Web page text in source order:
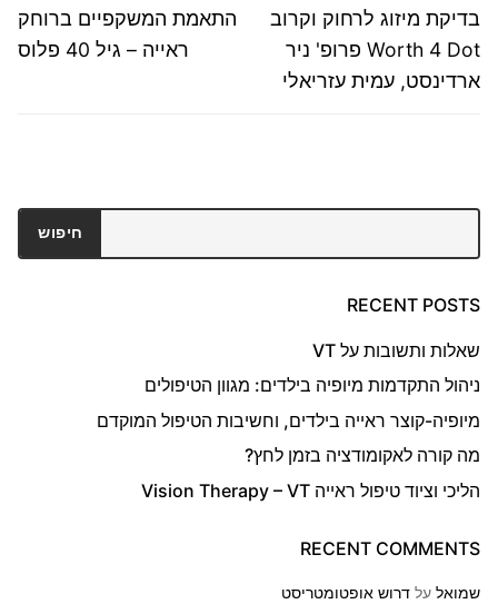
פוסט
התאמת המשקפיים ברוחק
ראייה – גיל 40 פלוס
הפוסט
הבא:
בדיקת מיזוג לרחוק וקרוב
Worth 4 Dot פרופ' ניר
ארדינסט, עמית עזריאלי
חיפוש
RECENT POSTS
שאלות ותשובות על VT
ניהול התקדמות מיופיה בילדים: מגוון הטיפולים
מיופיה-קוצר ראייה בילדים, וחשיבות הטיפול המוקדם
מה קורה לאקומודציה בזמן לחץ?
הליכי וציוד טיפול ראייה Vision Therapy – VT
RECENT COMMENTS
שמואל על דרוש אופטומטריסט